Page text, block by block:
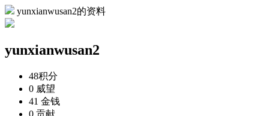
yunxianwusan2的资料
yunxianwusan2
48积分
0 威望
41 金钱
0 贡献